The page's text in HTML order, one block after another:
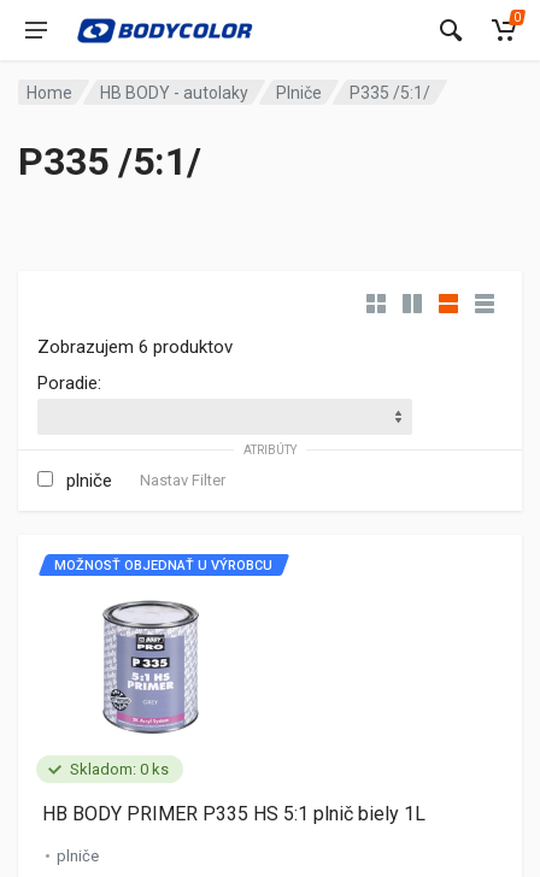
0
Home HB BODY - autolaky Plniče P335 /5:1/
P335 /5:1/
Zobrazujem 6 produktov
Poradie:
ATRIBÚTY
plniče Nastav Filter
Skladom: 0 ks
MOŽNOSŤ OBJEDNAŤ U VÝROBCU
HB BODY PRIMER P335 HS 5:1 plnič biely 1L
plniče